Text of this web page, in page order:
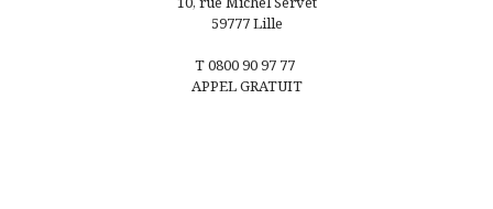
59777 Lille
T 0800 90 97 77
APPEL GRATUIT